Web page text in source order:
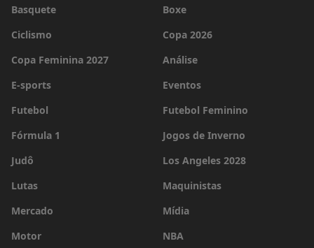
Basquete
Boxe
Ciclismo
Copa 2026
Copa Feminina 2027
Análise
E-sports
Eventos
Futebol
Futebol Feminino
Fórmula 1
Jogos de Inverno
Judô
Los Angeles 2028
Lutas
Maquinistas
Mercado
Mídia
Motor
NBA